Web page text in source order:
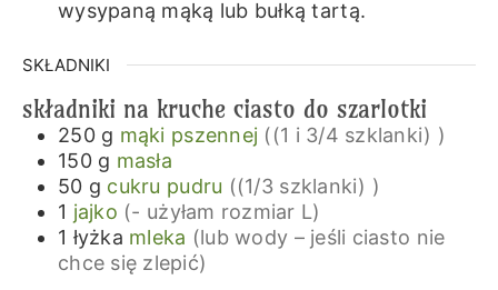
wysypaną mąką lub bułką tartą.
SKŁADNIKI
składniki na kruche ciasto do szarlotki
250 g mąki pszennej ((1 i 3/4 szklanki) )
150 g masła
50 g cukru pudru ((1/3 szklanki) )
1 jajko (- użyłam rozmiar L)
1 łyżka mleka (lub wody – jeśli ciasto nie
chce się zlepić)